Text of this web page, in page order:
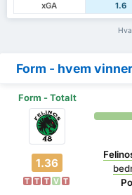
xGA
1.6
Form - hvem
Form - Totalt
1.36
T T T V T